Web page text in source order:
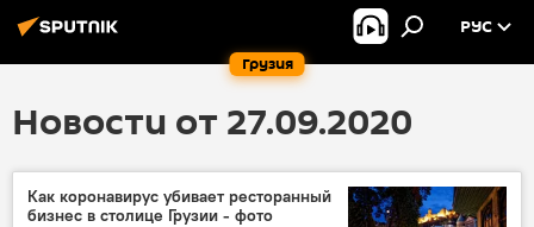
Грузия
РУС
Новости от 27.09.2020
Как коронавирус убивает ресторанный
бизнес в столице Грузии - фото